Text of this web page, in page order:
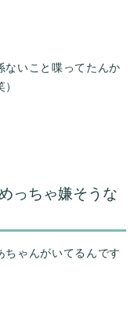
ないこと喋ってたんか
っちゃ嫌そうな
ちゃんがいてるんです